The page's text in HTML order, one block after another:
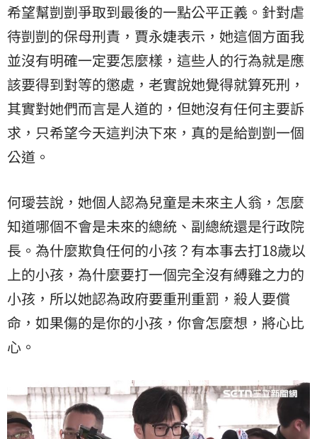
希望幫剴剴爭取到最後的一點公平正義。針對虐
待剴剴的保母刑責，賈永婕表示，她這個方面我
並沒有明確一定要怎麼樣，這些人的行為就是應
該要得到對等的懲處，老實說她覺得就算死刑，
其實對她們而言是人道的，但她沒有任何主要訴
求，只希望今天這判決下來，真的是給剴剴一個
公道。
何璦芸說，她個人認為兒童是未來主人翁，怎麼
知道哪個不會是未來的總統、副總統還是行政院
長。為什麼欺負任何的小孩？有本事去打18歲以
上的小孩，為什麼要打一個完全沒有縛雞之力的
小孩，所以她認為政府要重刑重罰，殺人要償
命，如果傷的是你的小孩，你會怎麼想，將心比
心。